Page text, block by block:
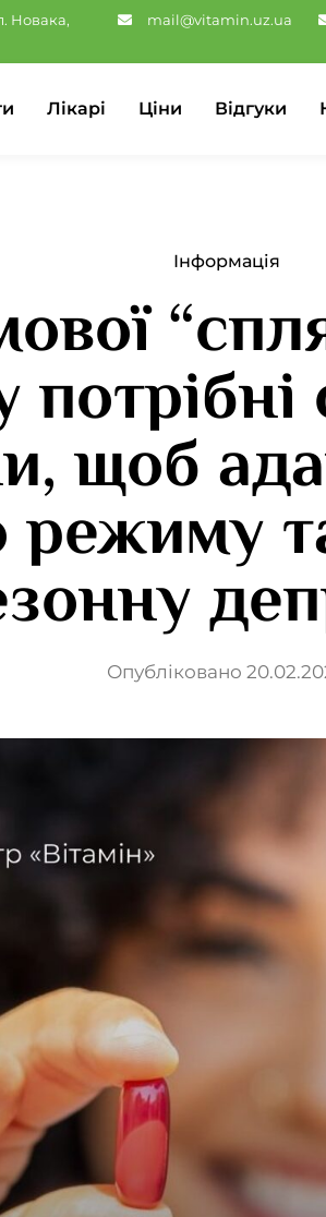
Новака,
mail@vitamin.uz.ua
Лікарі Ціни Відгуки
Інформація
щоб
режиму
Опубліковано